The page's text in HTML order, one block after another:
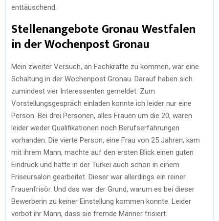
enttäuschend.
Stellenangebote Gronau Westfalen
in der Wochenpost Gronau
Mein zweiter Versuch, an Fachkräfte zu kommen, war eine
Schaltung in der Wochenpost Gronau. Darauf haben sich
zumindest vier Interessenten gemeldet. Zum
Vorstellungsgespräch einladen konnte ich leider nur eine
Person. Bei drei Personen, alles Frauen um die 20, waren
leider weder Qualifikationen noch Berufserfahrungen
vorhanden. Die vierte Person, eine Frau von 25 Jahren, kam
mit ihrem Mann, machte auf den ersten Blick einen guten
Eindruck und hatte in der Türkei auch schon in einem
Friseursalon gearbeitet. Dieser war allerdings ein reiner
Frauenfrisör. Und das war der Grund, warum es bei dieser
Bewerberin zu keiner Einstellung kommen konnte. Leider
verbot ihr Mann, dass sie fremde Männer frisiert.